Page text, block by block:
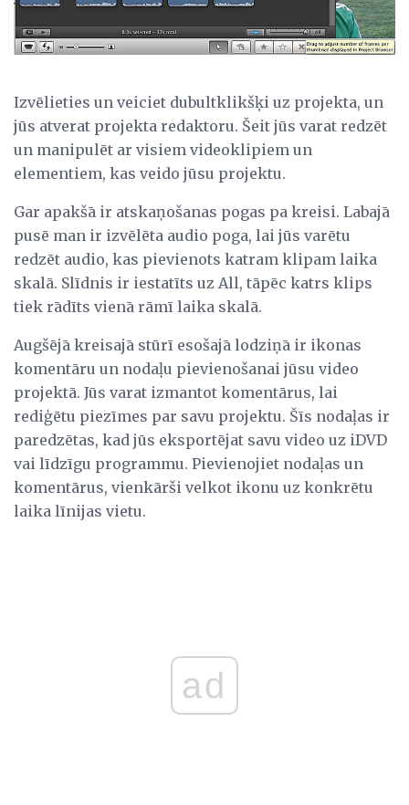
Izvēlieties un veiciet dubultklikšķi uz projekta, un
jūs atverat projekta redaktoru. Šeit jūs varat redzēt
un manipulēt ar visiem videoklipiem un
elementiem, kas veido jūsu projektu.
Gar apakšā ir atskaņošanas pogas pa kreisi. Labajā
pusē man ir izvēlēta audio poga, lai jūs varētu
redzēt audio, kas pievienots katram klipam laika
skalā. Slīdnis ir iestatīts uz All, tāpēc katrs klips
tiek rādīts vienā rāmī laika skalā.
Augšējā kreisajā stūrī esošajā lodziņā ir ikonas
komentāru un nodaļu pievienošanai jūsu video
projektā. Jūs varat izmantot komentārus, lai
rediģētu piezīmes par savu projektu. Šīs nodaļas ir
paredzētas, kad jūs eksportējat savu video uz iDVD
vai līdzīgu programmu. Pievienojiet nodaļas un
komentārus, vienkārši velkot ikonu uz konkrētu
laika līnijas vietu.
ad